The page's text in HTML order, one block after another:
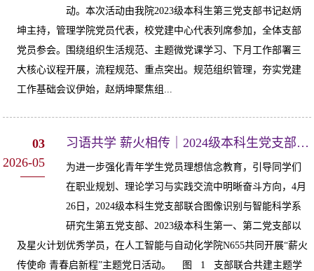
动。本次活动由我院2023级本科生第三党支部书记赵炳
坤主持，管理学院党员代表，校党建中心代表列席参加，全体支部
党员参会。围绕组织生活规范、主题微党课学习、下月工作部署三
大核心议程开展，流程规范、重点突出。规范组织管理，夯实党建
工作基础会议伊始，赵炳坤聚焦组...
03
2026-05
习语共学 薪火相传｜2024级本科生党支部4月联合共建主题学习分享会顺利开展
为进一步强化青年学生党员理想信念教育，引导同学们
在职业规划、理论学习与实践交流中明晰奋斗方向，4月
26日，2024级本科生党支部联合图像识别与智能科学系
研究生第五党支部、2023级本科生第一、第二党支部以
及星火计划优秀学员，在人工智能与自动化学院N655共同开展“薪火
传使命 青春启新程”主题党日活动。 图 1 支部联合共建主题学